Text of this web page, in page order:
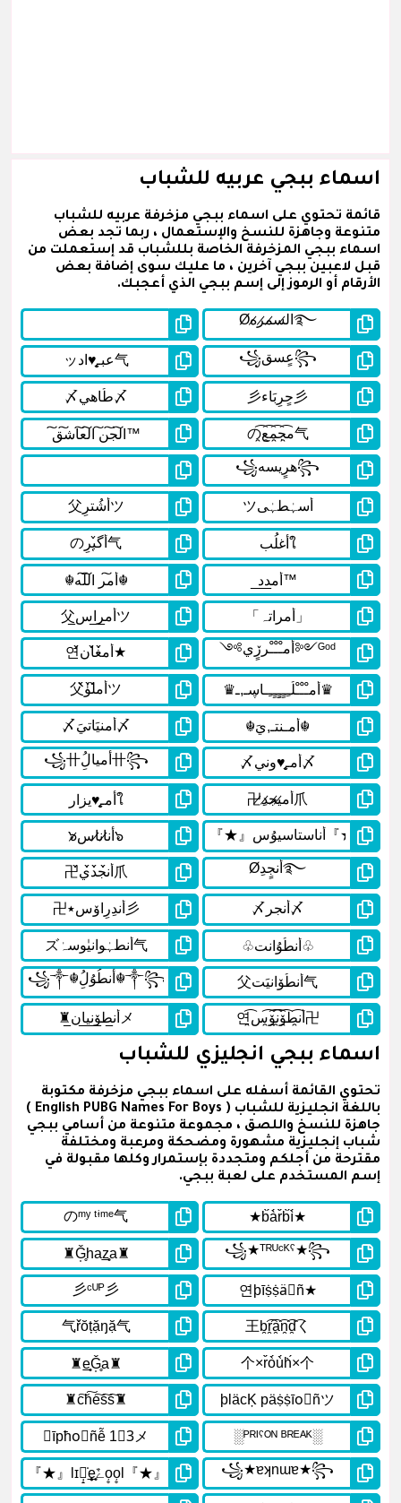
اسماء ببجي عربيه للشباب
قائمة تحتوي على اسماء ببجي مزخرفة عربيه للشباب
متنوعة وجاهزة للنسخ والإستعمال ، ربما تجد بعض
اسماء ببجي المزخرفة الخاصة بللشباب قد إستعملت من
قبل لاعبين ببجي آخرين ، ما عليك سوى إضافة بعض
الأرقام أو الرموز إلى إسم ببجي الذي أعجبك.
اسماء ببجي انجليزي للشباب
تحتوي القائمة أسفله على اسماء ببجي مزخرفة مكتوبة
باللغة انجليزية للشباب ( English PUBG Names For Boys )
جاهزة للنسخ واللصق ، مجموعة متنوعة من أسامي ببجي
شباب إنجليزية مشهورة ومضحكة ومرعبة ومختلفة
مقترحة من أجلكم ومتجددة بإستمرار وكلها مقبولة في
إسم المستخدم على لعبة ببجي.